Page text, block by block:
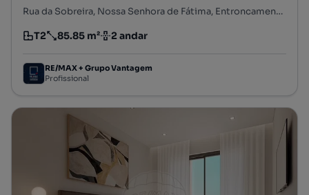
Rua da Sobreira, Nossa Senhora de Fátima, Entroncamento, Santarém
Tipologia
T2
Preço por metro quadrado
85.85 m²
Andar 2 andar
RE/MAX + Grupo Vantagem
Profissional